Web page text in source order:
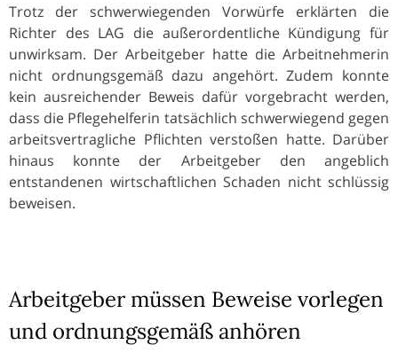
Trotz der schwerwiegenden Vorwürfe erklärten die
Richter des LAG die außerordentliche Kündigung für
unwirksam. Der Arbeitgeber hatte die Arbeitnehmerin
nicht ordnungsgemäß dazu angehört. Zudem konnte
kein ausreichender Beweis dafür vorgebracht werden,
dass die Pflegehelferin tatsächlich schwerwiegend gegen
arbeitsvertragliche Pflichten verstoßen hatte. Darüber
hinaus konnte der Arbeitgeber den angeblich
entstandenen wirtschaftlichen Schaden nicht schlüssig
beweisen.
Arbeitgeber müssen Beweise vorlegen
und ordnungsgemäß anhören